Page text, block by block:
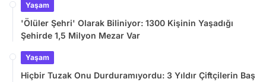
Yaşam
'Ölüler Şehri' Olarak Biliniyor: 1300 Kişinin Yaşadığı
Şehirde 1,5 Milyon Mezar Var
Yaşam
Hiçbir Tuzak Onu Durduramıyordu: 3 Yıldır Çiftçilerin Baş